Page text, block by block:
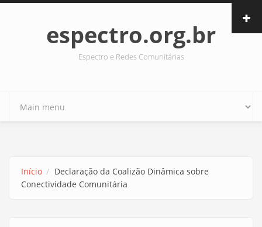
Pular para o conteúdo principal
espectro.org.br
Espectro e Redes Comunitárias
Início
Declaração da Coalizão Dinâmica sobre
Conectividade Comunitária